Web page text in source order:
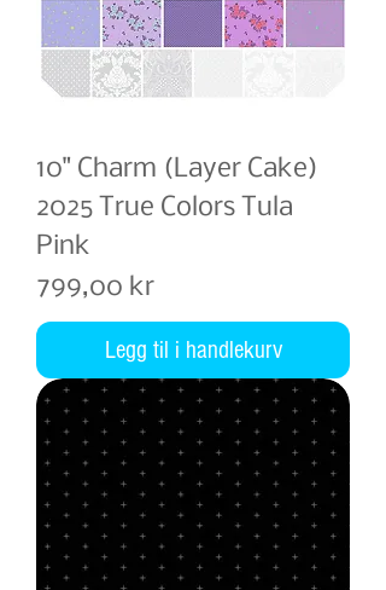
10" Charm (Layer Cake)
2025 True Colors Tula
Pink
Pris
799,00 kr
Legg til i handlekurv